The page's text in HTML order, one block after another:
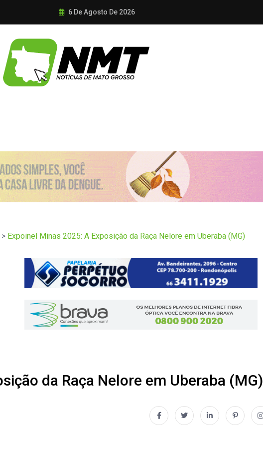
6 De Agosto De 2026
> Expoinel Minas 2025: A Exposição da Raça Nelore em Uberaba (MG)
da Raça Nelore em Uberaba (MG)